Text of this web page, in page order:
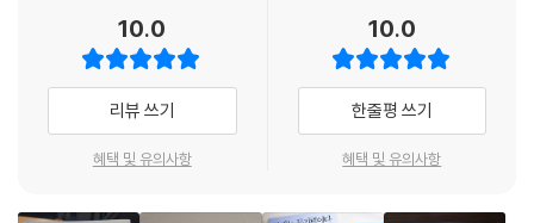
고 행동하고 감정을 느낀다. 마치 자동차의 4기통 엔진처럼 이 넷이 동시
에 작동할 때 비로소 실행에 탄력이 붙는다. 이 중 하나라도 고장 난다면 다
른 요소들이 제대로 작동하더라도 마음의 시스템은 제 기능을 발휘하지 못
한다. 그러므로 마음의 네 가지 엔진은 반드시 동시에 작동해야 한다. … 무
기력에 빠지면 이 4개의 엔진은 동시다발적으로 고장 난다. 흐름이 막히거
나 기능이 급격히 저하되며, 심한 경우 아예 작동 불능 상태에 빠져버린다.
정의했다. “무기력이란 인간이나 동물이 통제 불가능한 상태를 경험하며
반드시 무기력에서 벗어날 수 있다!
무기력의 악순환을 끊고 삶을 되찾는
동기·인지·정서·행동의 통합적 마음 수업
과연 무기력에서 벗어날 수 있을까? 저자는 ‘그렇다’고 단언한다. 우리의
본성을 회복하면 된다. 앉고 서기 위해 수없이 실패하면서도 다시 시도하
가 쓴 책이다. 그러므로 믿을 수 있다.
- 구본형 (변화경영사상가, 『그대, 스스로를 고용하라』 저자)
10.0
리뷰 쓰기
혜택 및 유의사항
10.0
한줄평 쓰기
혜택 및 유의사항